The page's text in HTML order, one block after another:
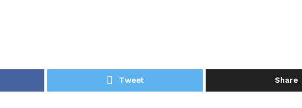
Tweet Share